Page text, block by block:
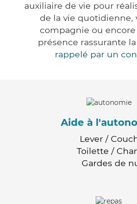
auxiliaire de vie pour
de la vie quotidienne,
compagnie ou
présence rassurante
rappelé par un
Aide à
Lever /
Toilette /
Gardes de